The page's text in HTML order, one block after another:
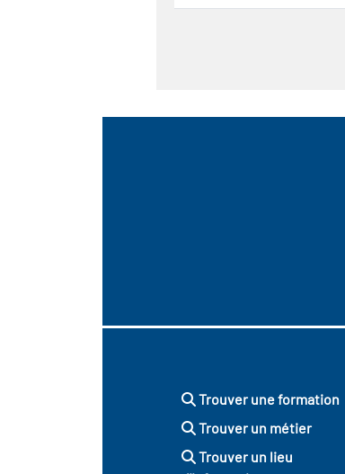
Trouver une formation
Trouver un métier
Trouver un lieu